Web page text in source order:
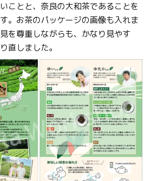
ことと、奈良の大和茶であることを
。お茶のパッケージの画像も入れま
を尊重しながらも、かなり見やす
直しました。